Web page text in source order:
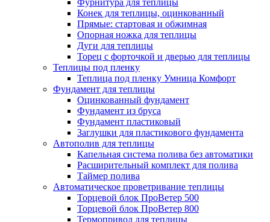
Конек для теплицы, оцинкованный
Прямые: стартовая и обжимная
Опорная ножка для теплицы
Дуги для теплицы
Торец с форточкой и дверью для теплицы
Теплицы под пленку
Теплица под пленку Умница Комфорт
Фундамент для теплицы
Оцинкованный фундамент
Фундамент из бруса
Фундамент пластиковый
Заглушки для пластикового фундамента
Автополив для теплицы
Капельная система полива без автоматики
Расширительный комплект для полива
Таймер полива
Автоматическое проветривание теплицы
Торцевой блок ПроВетер 500
Торцевой блок ПроВетер 800
Термопривод для теплицы